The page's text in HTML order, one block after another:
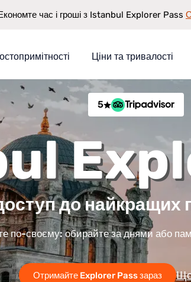
час і гроші з Istanbul Explorer Pass
Ціни та тривалості
5
до найкращих
по-своєму: обирайте за днями або
Отримайте Explorer Pass зараз